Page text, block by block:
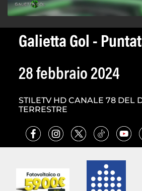
Galietta Gol -
28 febbraio 2024
STILETV HD CANALE 78 DEL
TERRESTRE